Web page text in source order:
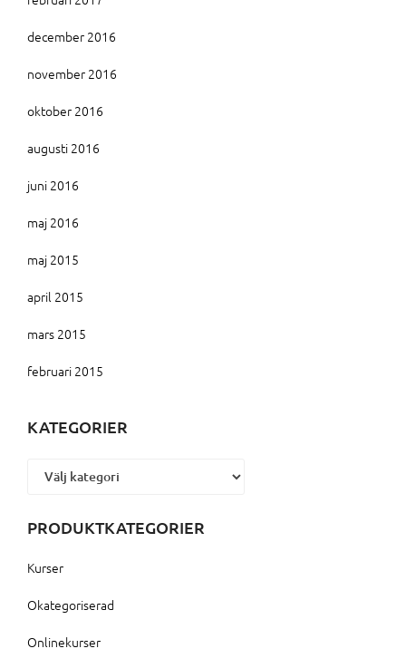
december 2016
november 2016
oktober 2016
augusti 2016
juni 2016
maj 2016
maj 2015
april 2015
mars 2015
februari 2015
KATEGORIER
Kategorier
PRODUKTKATEGORIER
Kurser
Okategoriserad
Onlinekurser